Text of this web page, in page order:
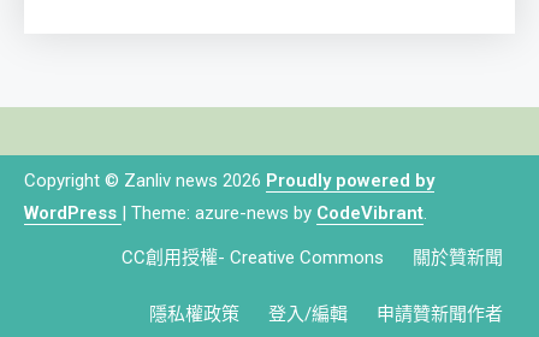
Copyright © Zanliv news 2026 Proudly powered by
WordPress
Theme: azure-news by CodeVibrant.
CC創用授權- Creative Commons 關於贊新聞
隱私權政策 登入/編輯 申請贊新聞作者